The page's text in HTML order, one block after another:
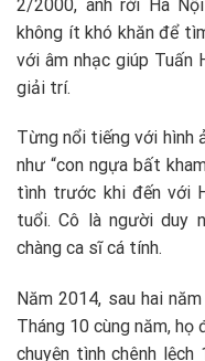
2/2000, anh rời Hà
không ít khó khăn để
với âm nhạc giúp Tuấn
giải trí.
Từng nổi tiếng với hình
như “con ngựa bất
tình trước khi đến với
tuổi. Cô là người duy
chàng ca sĩ cá tính.
Năm 2014, sau hai
Tháng 10 cùng năm,
chuyện tình chênh